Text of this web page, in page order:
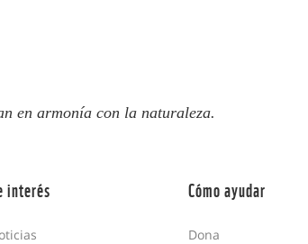
en armonía con la naturaleza.
interés Cómo ayudar
Dona